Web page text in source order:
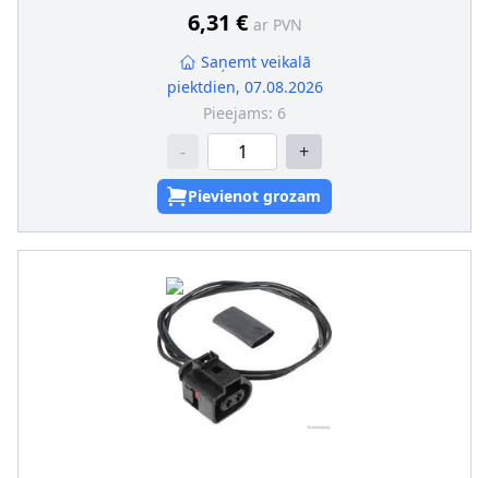
6,31 € ar PVN
Saņemt veikalā
piektdien, 07.08.2026
Pieejams: 6
- +
Pievienot grozam